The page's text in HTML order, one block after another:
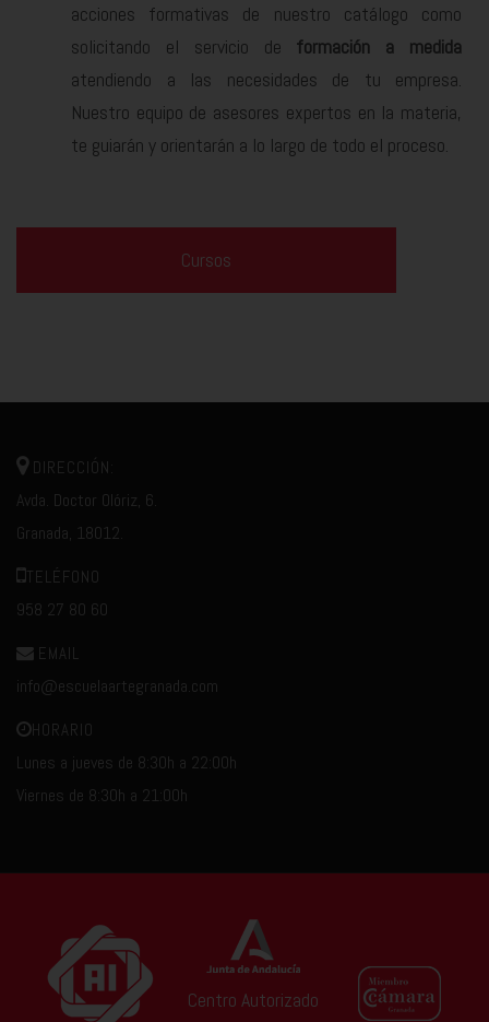
acciones formativas de nuestro catálogo como
solicitando el servicio de formación a medida
atendiendo a las necesidades de tu empresa.
Nuestro equipo de asesores expertos en la materia,
te guiarán y orientarán a lo largo de todo el proceso.
Cursos
DIRECCIÓN:
Avda. Doctor Olóriz, 6.
Granada, 18012.
TELÉFONO
958 27 80 60
EMAIL
info@escuelaartegranada.com
HORARIO
Lunes a jueves de 8:30h a 22:00h
Viernes de 8:30h a 21:00h
Centro Autorizado